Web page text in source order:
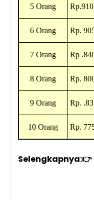
5 Orang Rp.
6 Orang Rp.
7 Orang Rp .
8 Orang Rp.
9 Orang Rp. .
10 Orang Rp.
Selengkapnya:👉